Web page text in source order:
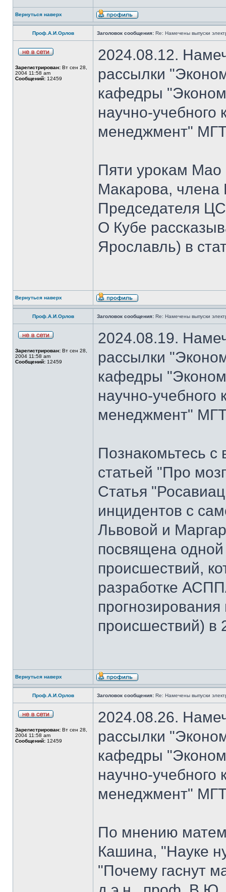
Вернуться наверх
Проф.А.И.Орлов Заголовок сообщения: Re: Намечены выпуски
Зарегистрирован: Вт сен 28,
2004 11:58 am
Сообщений: 12459
2024.08.12.
рассылки
кафедры
научно-
менеджмент"
Пяти урокам Мао
Макарова,
Председателя
О Кубе
Ярославль) в
Вернуться наверх
Проф.А.И.Орлов Заголовок сообщения: Re: Намечены выпуски
Зарегистрирован: Вт сен 28,
2004 11:58 am
Сообщений: 12459
2024.08.19.
рассылки
кафедры
научно-
менеджмент"
Познакомьтесь с
статьей "Про
Статья
инцидентов с
Львовой и
посвящена
происшествий,
разработке
происшествий) в
Вернуться наверх
Проф.А.И.Орлов Заголовок сообщения: Re: Намечены выпуски
Зарегистрирован: Вт сен 28,
2004 11:58 am
Сообщений: 12459
2024.08.26.
рассылки
кафедры
научно-
менеджмент"
По мнению
Кашина, "Науке
"Почему гаснут